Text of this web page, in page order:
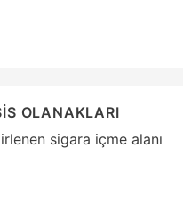
OLANAKLARI
sigara içme alanı